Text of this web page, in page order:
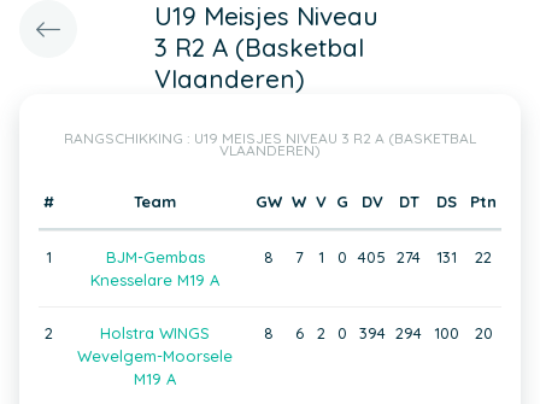
U19 Meisjes Niveau
3 R2 A (Basketbal
Vlaanderen)
RANGSCHIKKING : U19 MEISJES NIVEAU 3 R2 A (BASKETBAL
VLAANDEREN)
# Team GW W V G DV DT DS Ptn
1
BJM-Gembas
Knesselare M19 A
8 7 1 0 405 274 131 22
2
Holstra WINGS
Wevelgem-Moorsele
M19 A
8 6 2 0 394 294 100 20